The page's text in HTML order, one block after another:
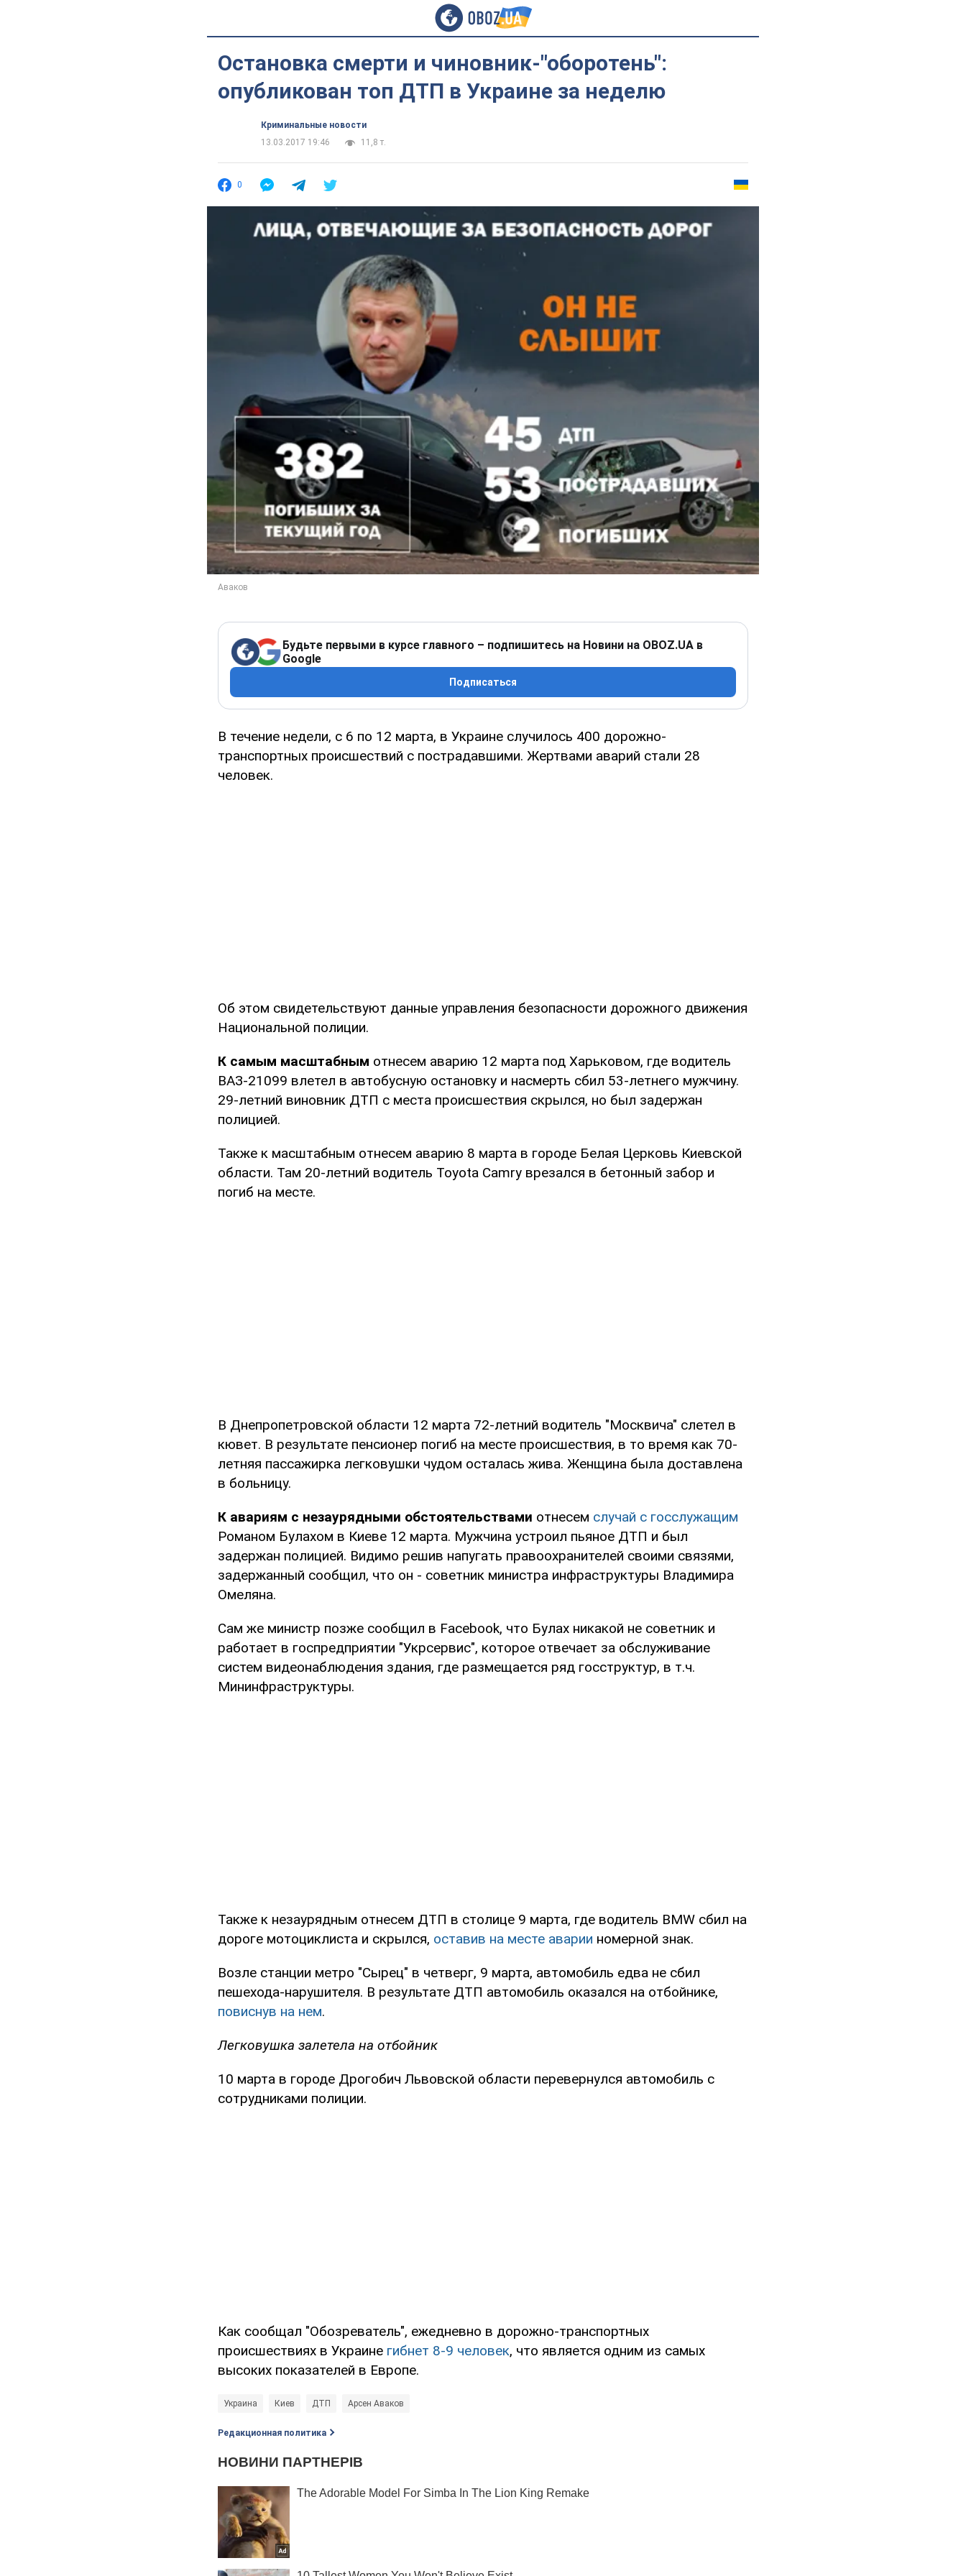
Остановка смерти и чиновник-"оборотень":
опубликован топ ДТП в Украине за неделю
Криминальные новости
13.03.2017 19:46
11,8 т.
0
Будьте первыми в курсе главного – подпишитесь на Новини на OBOZ.UA в
Google
Подписаться
В течение недели, с 6 по 12 марта, в Украине случилось 400 дорожно-
транспортных происшествий с пострадавшими. Жертвами аварий стали 28
человек.
Об этом свидетельствуют данные управления безопасности дорожного движения
Национальной полиции.
К самым масштабным отнесем аварию 12 марта под Харьковом, где водитель
ВАЗ-21099 влетел в автобусную остановку и насмерть сбил 53-летнего мужчину.
29-летний виновник ДТП с места происшествия скрылся, но был задержан
полицией.
Также к масштабным отнесем аварию 8 марта в городе Белая Церковь Киевской
области. Там 20-летний водитель Toyota Camry врезался в бетонный забор и
погиб на месте.
В Днепропетровской области 12 марта 72-летний водитель "Москвича" слетел в
кювет. В результате пенсионер погиб на месте происшествия, в то время как 70-
летняя пассажирка легковушки чудом осталась жива. Женщина была доставлена
в больницу.
К авариям с незаурядными обстоятельствами отнесем случай с госслужащим
Романом Булахом в Киеве 12 марта. Мужчина устроил пьяное ДТП и был
задержан полицией. Видимо решив напугать правоохранителей своими связями,
задержанный сообщил, что он - советник министра инфраструктуры Владимира
Омеляна.
Сам же министр позже сообщил в Facebook, что Булах никакой не советник и
работает в госпредприятии "Укрсервис", которое отвечает за обслуживание
систем видеонаблюдения здания, где размещается ряд госструктур, в т.ч.
Мининфраструктуры.
Также к незаурядным отнесем ДТП в столице 9 марта, где водитель BMW сбил на
дороге мотоциклиста и скрылся, оставив на месте аварии номерной знак.
Возле станции метро "Сырец" в четверг, 9 марта, автомобиль едва не сбил
пешехода-нарушителя. В результате ДТП автомобиль оказался на отбойнике,
повиснув на нем.
Легковушка залетела на отбойник
10 марта в городе Дрогобич Львовской области перевернулся автомобиль с
сотрудниками полиции.
Как сообщал "Обозреватель", ежедневно в дорожно-транспортных
происшествиях в Украине гибнет 8-9 человек, что является одним из самых
высоких показателей в Европе.
Украина Киев ДТП Арсен Аваков
Редакционная политика